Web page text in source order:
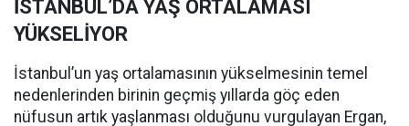
İSTANBUL’DA YAŞ ORTALAMASI
YÜKSELİYOR
İstanbul’un yaş ortalamasının yükselmesinin temel
nedenlerinden birinin geçmiş yıllarda göç eden
nüfusun artık yaşlanması olduğunu vurgulayan Ergan,